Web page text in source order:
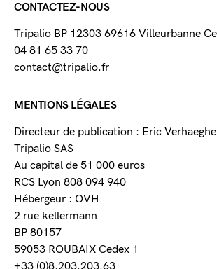
CONTACTEZ-NOUS
Tripalio BP 12303 69616 Villeurbanne
04 81 65 33 70
contact@tripalio.fr
MENTIONS LÉGALES
Directeur de publication : Eric Verhaeghe
Tripalio SAS
Au capital de 51 000 euros
RCS Lyon 808 094 940
Hébergeur : OVH
2 rue kellermann
BP 80157
59053 ROUBAIX Cedex 1